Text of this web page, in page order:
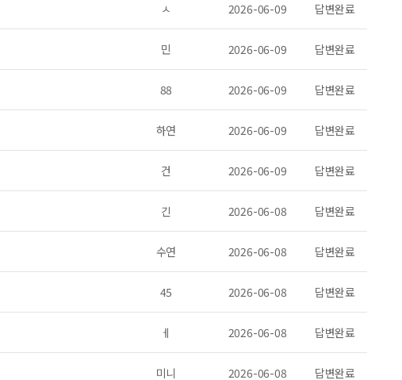
ㅅ 2026-06-09 답변완료
민 2026-06-09 답변완료
88 2026-06-09 답변완료
하연 2026-06-09 답변완료
건 2026-06-09 답변완료
긴 2026-06-08 답변완료
수연 2026-06-08 답변완료
45 2026-06-08 답변완료
ㅔ 2026-06-08 답변완료
미니 2026-06-08 답변완료